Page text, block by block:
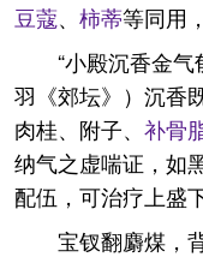
豆蔻、 柿蒂等同用
“小殿沉香金
羽《郊坛》）沉香
肉桂、附子、 补骨
纳气之虚喘证，如
配伍，可治疗上盛
宝钗翻麝煤，